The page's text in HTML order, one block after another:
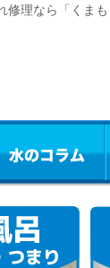
理なら「くま